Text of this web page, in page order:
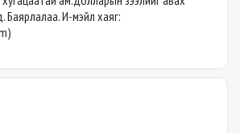
И-мэйл хаяг:
)